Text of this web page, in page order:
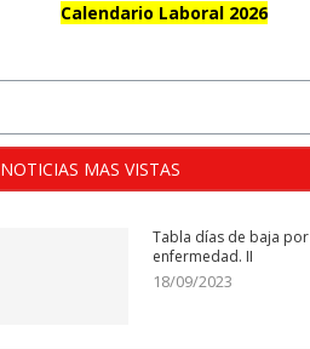
Calendario Laboral 2026
NOTICIAS MAS VISTAS
Tabla días de baja por
enfermedad. II
18/09/2023